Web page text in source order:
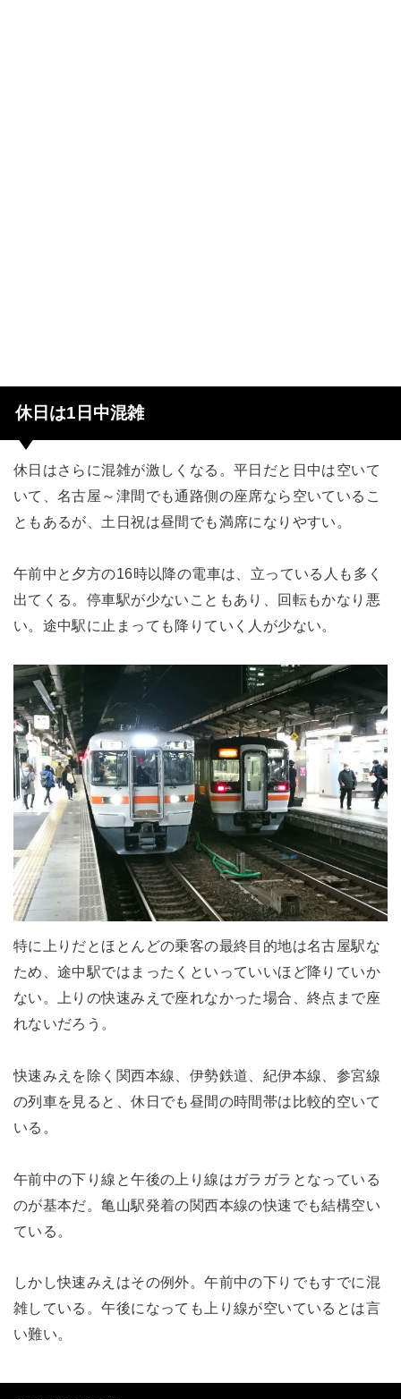
休日は1日中混雑
休日はさらに混雑が激しくなる。平日だと日中は空いて
いて、名古屋～津間でも通路側の座席なら空いているこ
ともあるが、土日祝は昼間でも満席になりやすい。
午前中と夕方の16時以降の電車は、立っている人も多く
出てくる。停車駅が少ないこともあり、回転もかなり悪
い。途中駅に止まっても降りていく人が少ない。
特に上りだとほとんどの乗客の最終目的地は名古屋駅な
ため、途中駅ではまったくといっていいほど降りていか
ない。上りの快速みえで座れなかった場合、終点まで座
れないだろう。
快速みえを除く関西本線、伊勢鉄道、紀伊本線、参宮線
の列車を見ると、休日でも昼間の時間帯は比較的空いて
いる。
午前中の下り線と午後の上り線はガラガラとなっている
のが基本だ。亀山駅発着の関西本線の快速でも結構空い
ている。
しかし快速みえはその例外。午前中の下りでもすでに混
雑している。午後になっても上り線が空いているとは言
い難い。